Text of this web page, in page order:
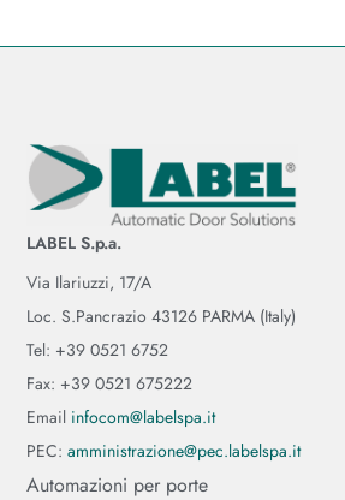
LABEL S.p.a.
Via Ilariuzzi, 17/A
Loc. S.Pancrazio 43126 PARMA (Italy)
Tel: +39 0521 6752
Fax: +39 0521 675222
Email infocom@labelspa.it
PEC:amministrazione@pec.labelspa.it
Automazioni per porte